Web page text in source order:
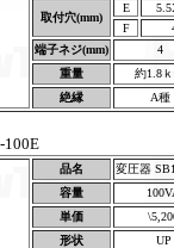
取付穴(mm)
E
F
端子ネジ(mm)
4
重量
約1.8
絶縁
A種
100E
品名
変圧器
容量
単価
形状
UP